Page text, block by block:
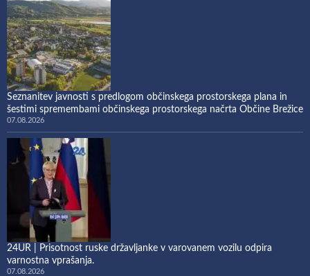
Seznanitev javnosti s predlogom občinskega prostorskega plana in
šestimi spremembami občinskega prostorskega načrta Občine Brežice
07.08.2026
24UR | Prisotnost ruske državljanke v varovanem vozilu odpira
varnostna vprašanja.
07.08.2026